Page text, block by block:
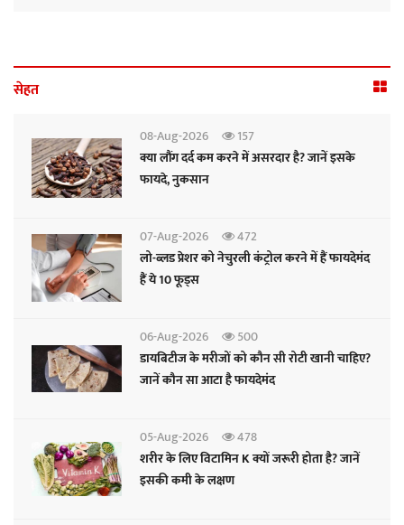
सेहत
08-Aug-2026
157
क्या लौंग दर्द कम करने में असरदार है? जानें इसके
फायदे, नुकसान
07-Aug-2026
472
लो-ब्लड प्रेशर को नेचुरली कंट्रोल करने में हैं फायदेमंद
हैं ये 10 फूड्स
06-Aug-2026
500
डायबिटीज के मरीजों को कौन सी रोटी खानी चाहिए?
जानें कौन सा आटा है फायदेमंद
05-Aug-2026
478
शरीर के लिए विटामिन K क्यों जरूरी होता है? जानें
इसकी कमी के लक्षण